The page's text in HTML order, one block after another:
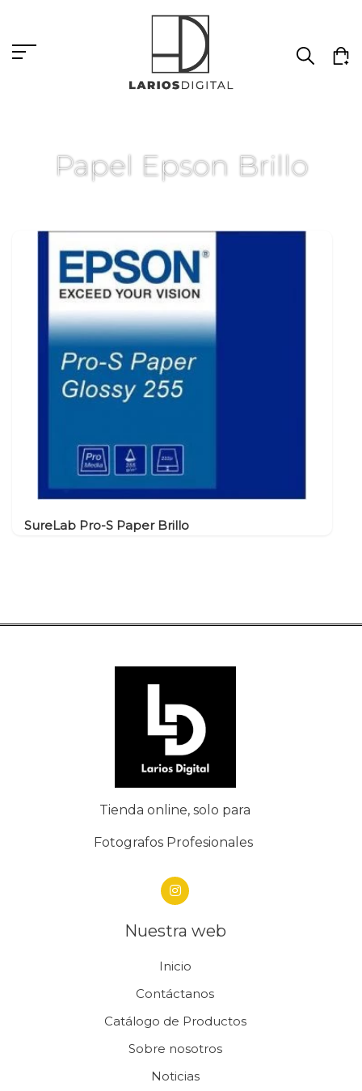
Papel Epson Brillo
SureLab Pro-S Paper Brillo
Tienda online, solo para
Fotografos Profesionales
Nuestra web
Inicio
Contáctanos
Catálogo de Productos
Sobre nosotros
Noticias